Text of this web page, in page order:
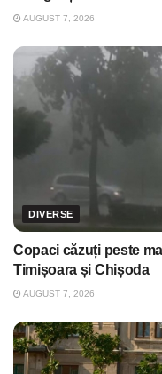
AUGUST 7, 2026
DIVERSE
Copaci căzuți peste
Timișoara și Chișoda
AUGUST 7, 2026